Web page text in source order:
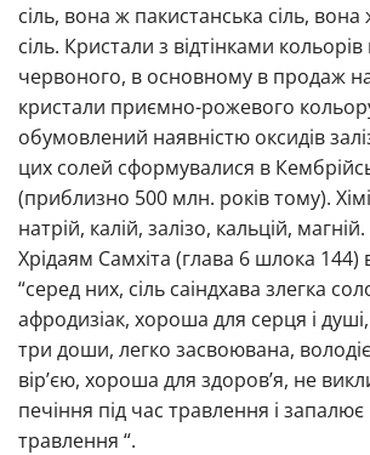
сіль, вона ж пакистанська сіль, вона
сіль. Кристали з відтінками кольорів
червоного, в основному в продаж
кристали приємно-рожевого
обумовлений наявністю оксидів
цих солей сформувалися в
(приблизно 500 млн. років тому).
натрій, калій, залізо, кальцій,
Хрідаям Самхіта (глава 6 шлока 144)
“серед них, сіль саіндхава злегка
афродизіак, хороша для серця і
три доши, легко засвоювана,
вір’єю, хороша для здоров’я, не
печіння під час травлення і
травлення “.